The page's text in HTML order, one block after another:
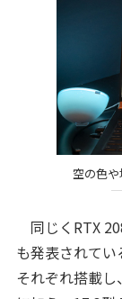
空の色
同じくRTX
も発表されて
それぞれ搭載